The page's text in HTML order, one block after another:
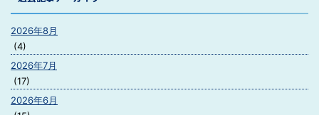
2026年8月
(4)
2026年7月
(17)
2026年6月